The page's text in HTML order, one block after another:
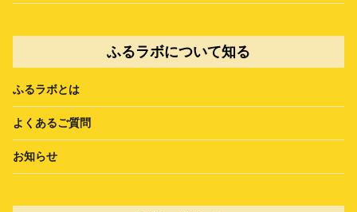
ふるラボについて知る
ふるラボとは
よくあるご質問
お知らせ